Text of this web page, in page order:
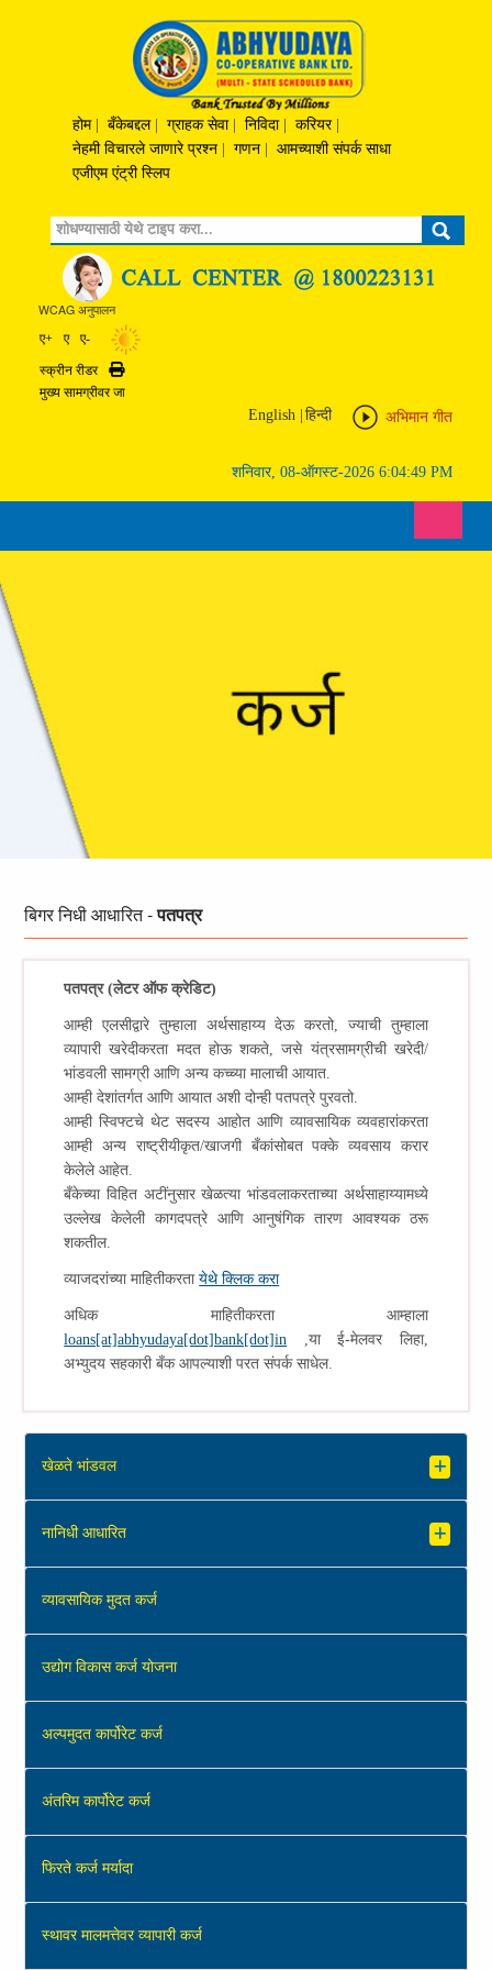
होम बँकेबद्दल ग्राहक सेवा निविदा करियर
नेहमी विचारले जाणारे प्रश्‍न
गणन
आमच्याशी संपर्क साधा
एजीएम एंट्री स्लिप
Search
WCAG अनुपालन
ए+ ए ए-
स्क्रीन रीडर
Print
मुख्य सामग्रीवर जा
अभिमान गीत
English हिन्दी
शनिवार, 08-ऑगस्ट-2026 6:04:49 PM
बिगरनिधी आधारित -पतपत्र
पतपत्र (लेटर ऑफ क्रेडिट)
आम्ही एलसीद्वारे तुम्हाला अर्थसाहाय्य देऊ करतो, ज्याची तुम्हाला
व्यापारी खरेदीकरता मदत होऊ शकते, जसे यंत्रसामग्रीची खरेदी/
भांडवली सामग्री आणि अन्य कच्च्या मालाची आयात.
आम्ही देशांतर्गत आणि आयात अशी दोन्ही पतपत्रे पुरवतो.
आम्ही स्विफ्टचे थेट सदस्य आहोत आणि व्यावसायिक व्यवहारांकरता
आम्ही अन्य राष्ट्रीयीकृत/खाजगी बँकांसोबत पक्के व्यवसाय करार
केलेले आहेत.
बँकेच्या विहित अटींनुसार खेळत्या भांडवलाकरताच्या अर्थसाहाय्यामध्ये
उल्लेख केलेली कागदपत्रे आणि आनुषंगिक तारण आवश्यक ठरू
शकतील.
व्याजदरांच्या माहितीकरतायेथे क्लिक करा
अधिक माहितीकरता आम्हाला
loans[at]abhyudaya[dot]bank[dot]in ,या ई-मेलवर लिहा,
अभ्युदय सहकारी बँक आपल्याशी परत संपर्क साधेल.
खेळते भांडवल
नानिधी आधारित
व्‍यावसायिक मुदत कर्ज
उद्योग विकास कर्ज योजना
अल्‍पमुदत कार्पोरेट कर्ज
अंतरिम कार्पोरेट कर्ज
फिरते कर्ज मर्यादा
स्थावर मालमत्तेवर व्‍यापारी कर्ज